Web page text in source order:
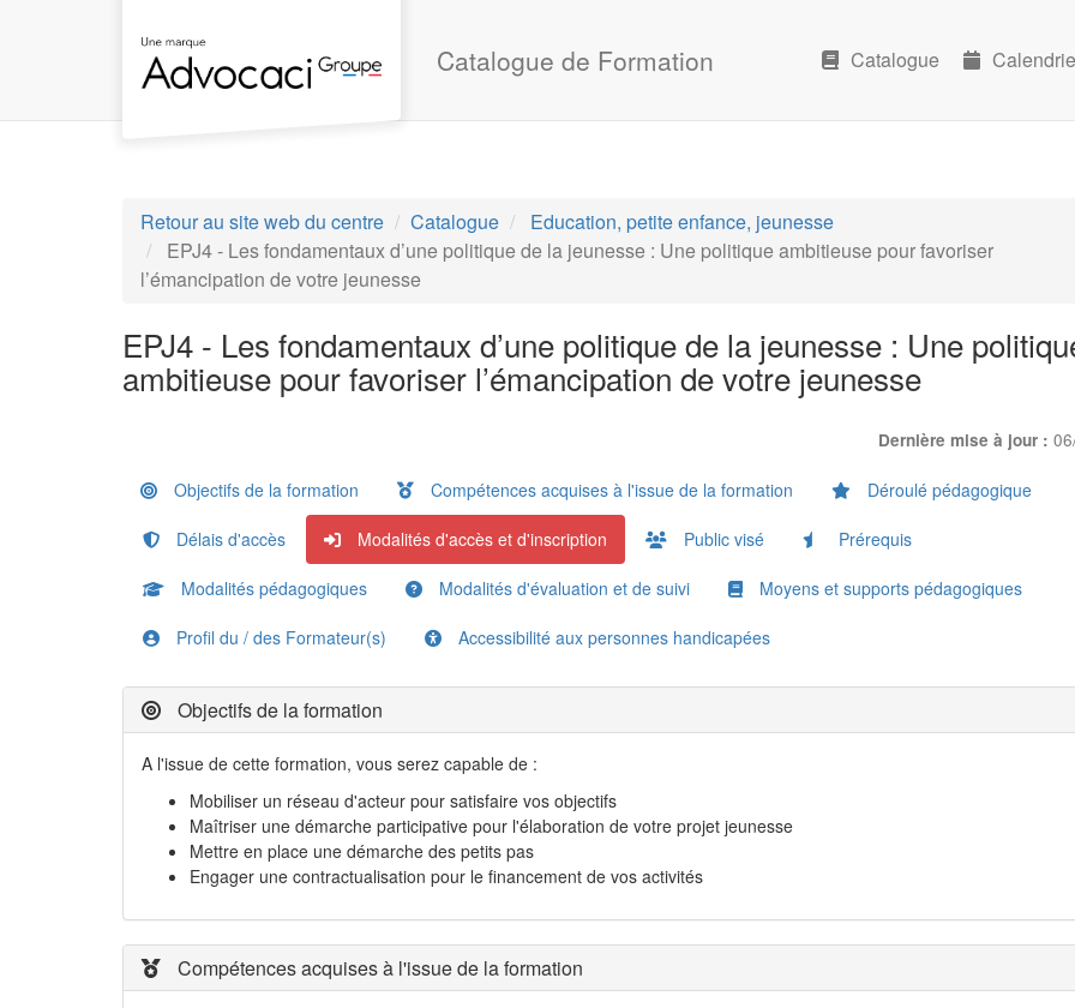
Catalogue de Formation Catalogue
Retour au site web du centre Catalogue
Education, petite enfance, jeunesse
EPJ4 - Les fondamentaux d’une politique de la jeunesse : Une politique ambitieuse pour favoriser
l’émancipation de votre jeunesse
EPJ4 - Les fondamentaux d’une politique de la jeunesse : Une
ambitieuse pour favoriser l’émancipation de votre jeunesse
Dernière mise à jour :
Objectifs de la formation Compétences acquises à l'issue de la formation Déroulé pédagogique
Délais d'accès Modalités d'accès et d'inscription Public visé Prérequis
Modalités pédagogiques Modalités d'évaluation et de suivi Moyens et supports pédagogiques
Profil du / des Formateur(s) Accessibilité aux personnes handicapées
Objectifs de la formation
A l'issue de cette formation, vous serez capable de :
Mobiliser un réseau d'acteur pour satisfaire vos objectifs
Maîtriser une démarche participative pour l'élaboration de votre projet jeunesse
Mettre en place une démarche des petits pas
Engager une contractualisation pour le financement de vos activités
Compétences acquises à l'issue de la formation